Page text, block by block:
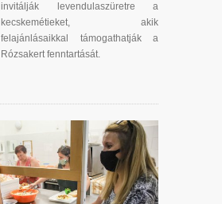
invitálják levendulaszüretre a
kecskemétieket, akik
felajánlásaikkal támogathatják a
Rózsakert fenntartását.